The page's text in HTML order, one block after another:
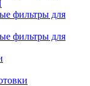
фильтры для
фильтры для